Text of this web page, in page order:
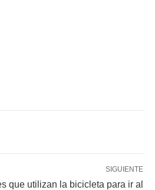
SIGUIENTE
que utilizan la bicicleta para ir al